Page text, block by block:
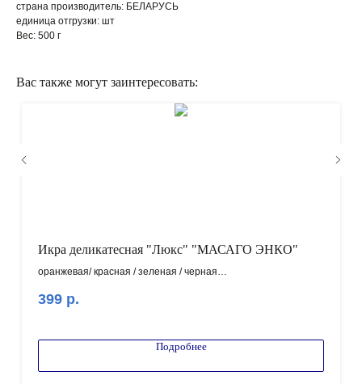
страна производитель: БЕЛАРУСЬ
единица отгрузки: шт
Вес: 500 г
Вас также могут заинтересовать:
Икра деликатесная "Люкс" "МАСАГО ЭНКО"
оранжевая/ красная / зеленая / черная
399 р.
Подробнее